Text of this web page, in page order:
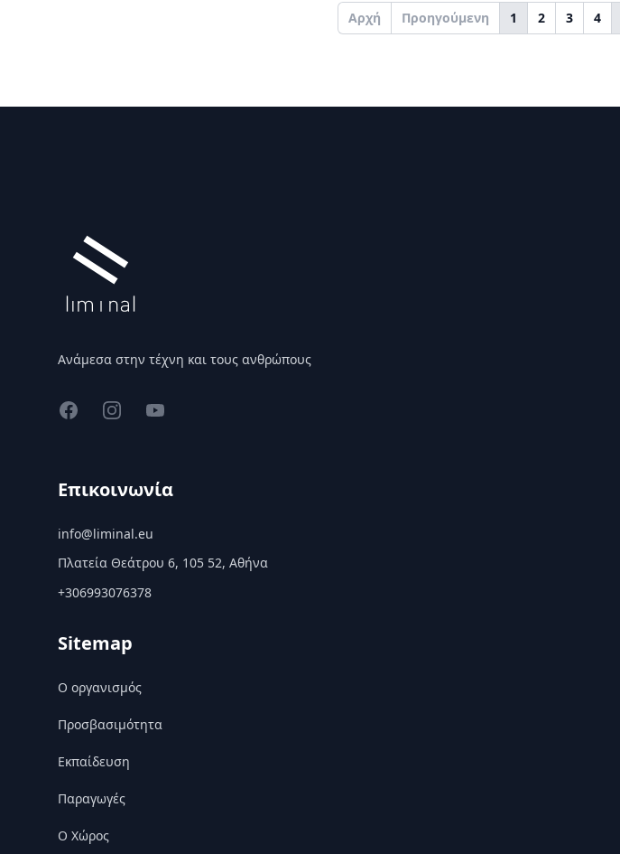
Aρχή Προηγούμενη 1 2 3 4
Ανάμεσα στην τέχνη και τους ανθρώπους
FacebookInstagramYouTube
Επικοινωνία
info@liminal.eu
Πλατεία Θεάτρου 6, 105 52, Αθήνα
+306993076378
Sitemap
Ο οργανισμός
Προσβασιμότητα
Εκπαίδευση
Παραγωγές
Ο Χώρος